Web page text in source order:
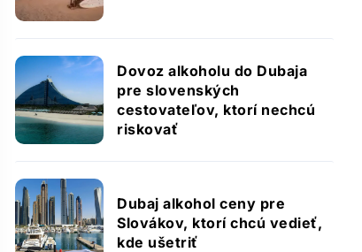
Dovoz alkoholu do Dubaja
pre slovenských
cestovateľov, ktorí nechcú
riskovať
Dubaj alkohol ceny pre
Slovákov, ktorí chcú vedieť,
kde ušetriť